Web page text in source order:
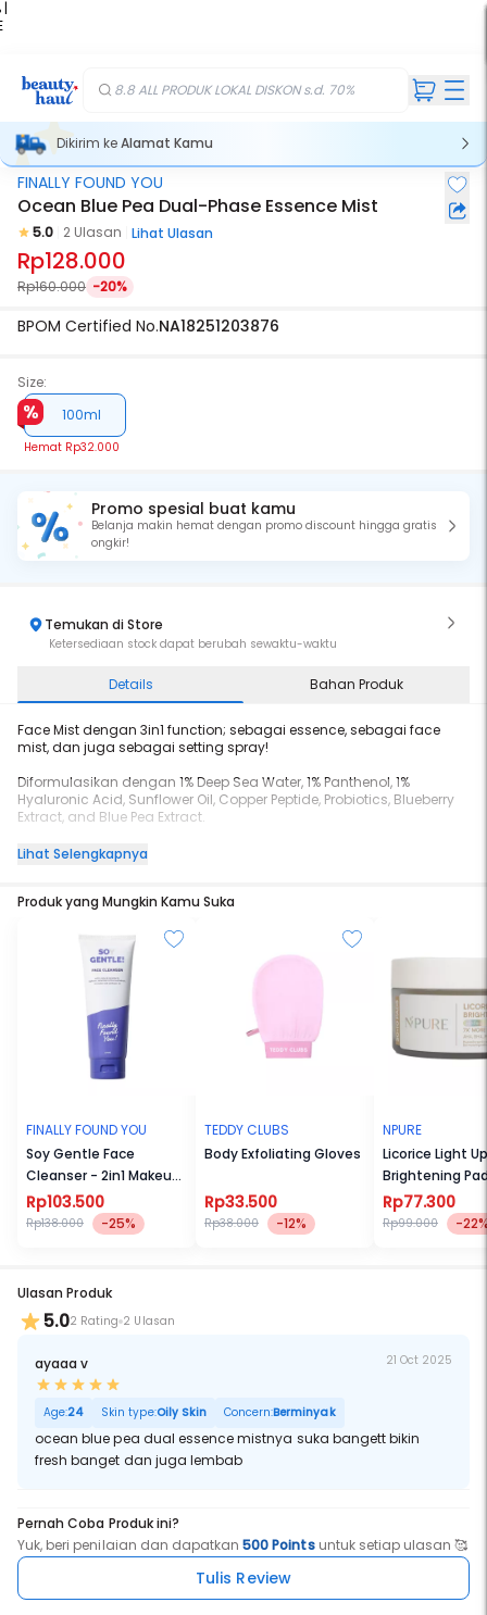
|
8.8 ALL PRODUK LOKAL DISKON s.d. 70%
Dikirim keAlamat Kamu
FINALLY FOUND YOU
Ocean Blue Pea Dual-Phase Essence Mist
5.0 2 Ulasan Lihat Ulasan
Rp128.000
Rp160.000 -20%
BPOM Certified No.NA18251203876
Size:
100ml
Hemat Rp32.000
Promo spesial buat kamu
Belanja makin hemat dengan promo discount hingga gratis
ongkir!
Temukan di Store
Ketersediaan stock dapat berubah sewaktu-waktu
Details Bahan Produk
Face Mist dengan 3in1 function; sebagai essence, sebagai face
mist, dan juga sebagai setting spray!
Diformulasikan dengan 1% Deep Sea Water, 1% Panthenol, 1%
Hyaluronic Acid, Sunflower Oil, Copper Peptide, Probiotics, Blueberry
Extract, and Blue Pea Extract.
Mengandung 1% Deep Sea Water yang memiliki tingkat kemurnian
melembapkan kulit dan mencegah TEWL (Transepidermal Water
Copper Peptide yang dapat mencegah penuaan dini serta kaya
akan antioksidan yang membantu menjaga kesehatan skin
barrier. Mengandung Probiotics untuk menjaga stabilitas
mikrobioma kulit dan Blue Pea Extract yang dapat menenangkan
kemerahan, peradangan, serta membantu mencerahkan kulit.
Lihat Selengkapnya
Produk yang Mungkin Kamu Suka
FINALLY FOUND YOU
Soy Gentle Face
Cleanser - 2in1 Makeup
Remover dan Sabun
Cuci Muka pH-Balanced
Untuk Semua Jenis Kulit
Rp103.500
Rp138.000 -25%
TEDDY CLUBS
Body Exfoliating Gloves
Rp33.500
Rp38.000 -12%
NPURE
Licorice Light Up
Brightening
Rp77.300
Rp99.000 -
Ulasan Produk
5.02 Rating 2 Ulasan
ayaaa v 21 Oct 2025
Age:24 Skin type:Oily Skin Concern:Berminyak
ocean blue pea dual essence mistnya suka bangett bikin
fresh banget dan juga lembab
Pernah Coba Produk ini?
Yuk, beri penilaian dan dapatkan500 Pointsuntuk setiap ulasan 🥰
Tulis Review